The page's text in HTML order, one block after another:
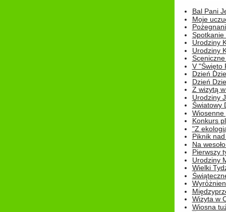
Bal Pani
Moje
Spotkanie
Urodziny
Urodziny
V "Święto
Dzień
Dzień
Z wizytą
Urodziny
Światowy
Wiosenne
Konkurs
"Z
Piknik
Na
Pierwszy
Urodziny
Wielki
Wizyta w
Wiosna